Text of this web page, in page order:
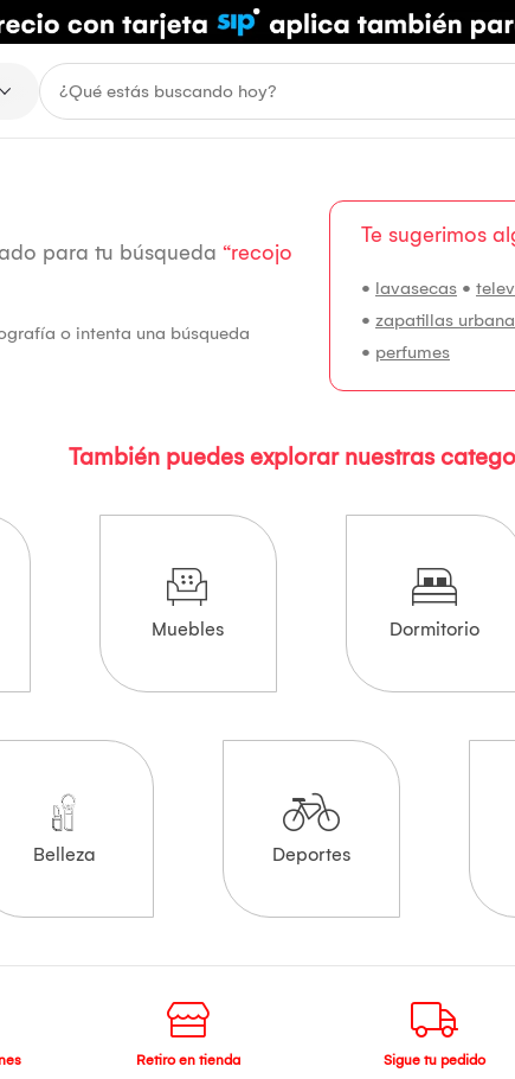
para tu búsqueda “recojo
o intenta una búsqueda
Te sugerimos
• lavasecas •
• zapatillas
• perfumes
También puedes explorar nuestras
Muebles Dormitorio
Belleza Deportes
Retiro en tienda
Sigue tu pedido